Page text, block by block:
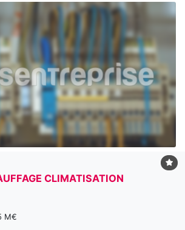
CLIMATISATION
M€